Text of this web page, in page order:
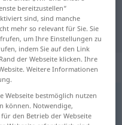
männlich
bereitzustellen“
sind, sind manche
mehr so relevant für Sie. Sie
um Ihre Einstellungen zu
indem Sie auf den Link
der Webseite klicken. Ihre
Weitere Informationen
Webseite bestmöglich nutzen
können. Notwendige,
den Betrieb der Webseite